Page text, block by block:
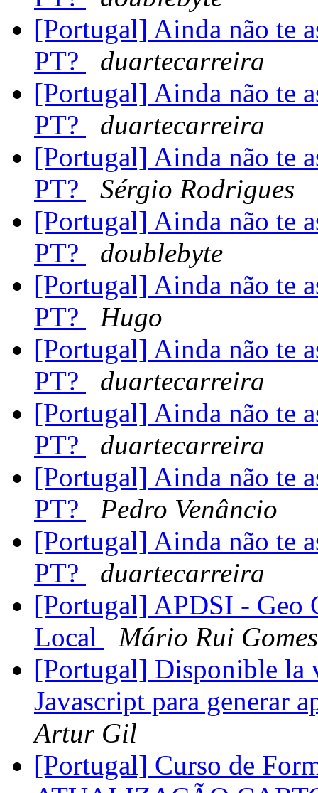
[Portugal] Ainda não te
PT?
duartecarreira
[Portugal] Ainda não te
PT?
duartecarreira
[Portugal] Ainda não te
PT?
Sérgio Rodrigues
[Portugal] Ainda não te
PT?
doublebyte
[Portugal] Ainda não te
PT?
Hugo
[Portugal] Ainda não te
PT?
duartecarreira
[Portugal] Ainda não te
PT?
duartecarreira
[Portugal] Ainda não te
PT?
Pedro Venâncio
[Portugal] Ainda não te
PT?
duartecarreira
[Portugal] APDSI - Geo
Local
Mário Rui Gomes
[Portugal] Disponible la
Javascript para generar
Artur Gil
[Portugal] Curso de